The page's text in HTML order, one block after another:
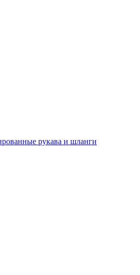
рукава и шланги